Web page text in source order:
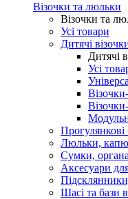
Візочки та люльки
Візочки та
Усі товари
Дитячі
Дитячі
Усі
Люльки,
Сумки,
Аксесуари для
Шасі та бази